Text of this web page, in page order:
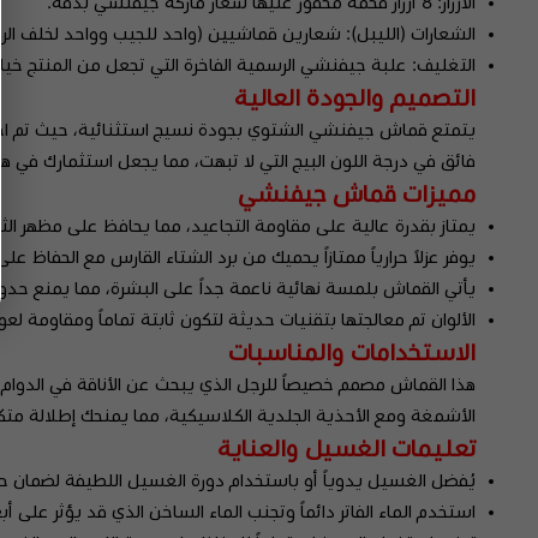
الشعارات (الليبل): شعارين قماشيين (واحد للجيب وواحد لخلف
التغليف: علبة جيفنشي الرسمية الفاخرة التي تجعل من المنتج خياراً
التصميم والجودة العالية
يتمتع قماش جيفنشي الشتوي بجودة نسيج استثنائية، حيث تم
فائق في درجة اللون البيج التي لا تبهت، مما يجعل استثمارك
مميزات قماش جيفنشي
يمتاز بقدرة عالية على مقاومة التجاعيد، مما يحافظ على مظهر
يوفر عزلاً حرارياً ممتازاً يحميك من برد الشتاء القارس مع الحفاظ على
يأتي القماش بلمسة نهائية ناعمة جداً على البشرة، مما يمنع
الألوان تم معالجتها بتقنيات حديثة لتكون ثابتة تماماً ومقاومة
الاستخدامات والمناسبات
هذا القماش مصمم خصيصاً للرجل الذي يبحث عن الأناقة في الدوام
الأشمغة ومع الأحذية الجلدية الكلاسيكية، مما يمنحك إطلالة
تعليمات الغسيل والعناية
يُفضل الغسيل يدوياً أو باستخدام دورة الغسيل اللطيفة لضمان
استخدم الماء الفاتر دائماً وتجنب الماء الساخن الذي قد يؤثر على